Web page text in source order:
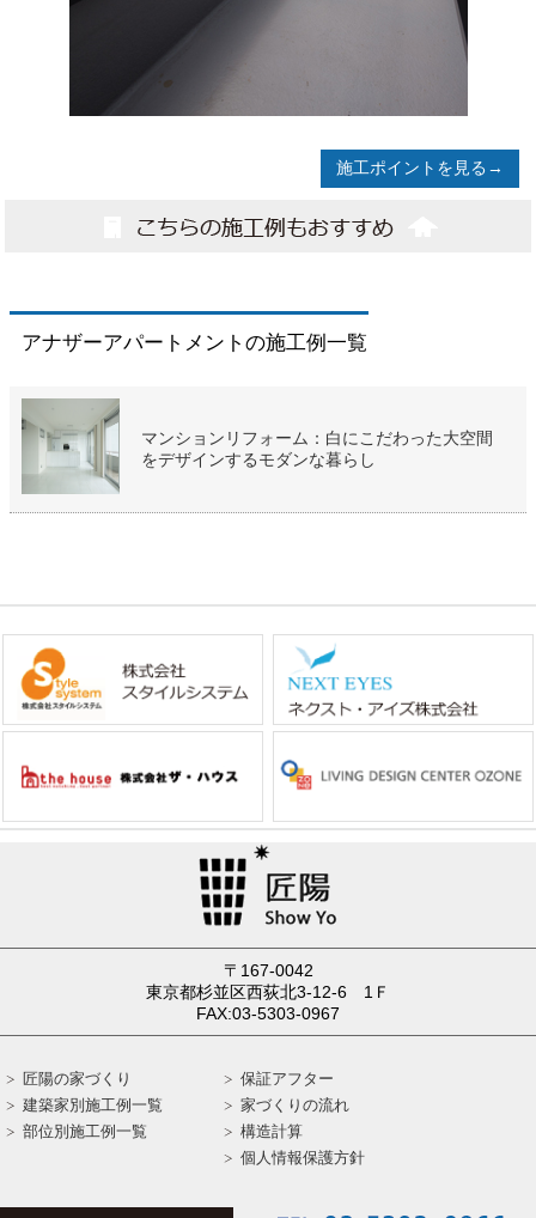
施工ポイントを見る→
アナザーアパートメントの施工例一覧
マンションリフォーム：白にこだわった大空間
をデザインするモダンな暮らし
〒167-0042
東京都杉並区西荻北3-12-6 1Ｆ
FAX:03-5303-0967
匠陽の家づくり
建築家別施工例一覧
部位別施工例一覧
保証アフター
家づくりの流れ
構造計算
個人情報保護方針